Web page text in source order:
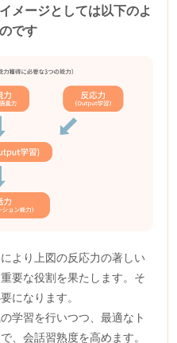
メージとしては以下のよ
です
より上図の反応力の著しい
要な役割を果たします。そ
になります。
学習を行いつつ、最適なト
、会話習熟度を高めます。